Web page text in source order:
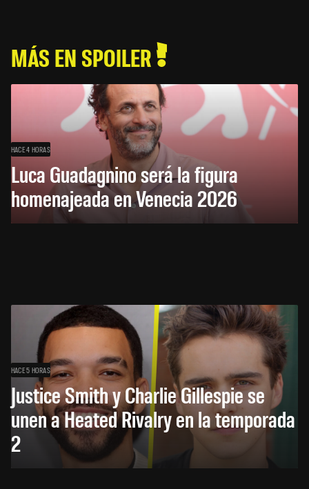
MÁS EN SPOILER
HACE 4 HORAS
Luca Guadagnino será la figura
homenajeada en Venecia 2026
HACE 5 HORAS
Justice Smith y Charlie Gillespie se
unen a Heated Rivalry en la temporada
2